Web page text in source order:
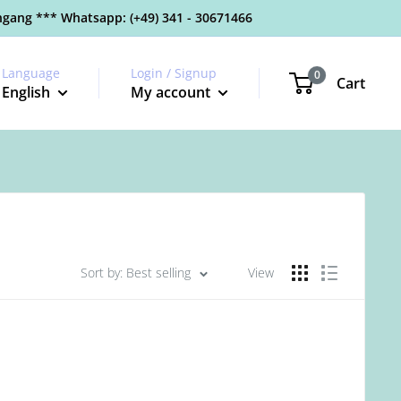
*** Whatsapp: (+49) 341 - 30671466
Language
English
Login / Signup
My account
0 Cart
Sort by: Best selling View